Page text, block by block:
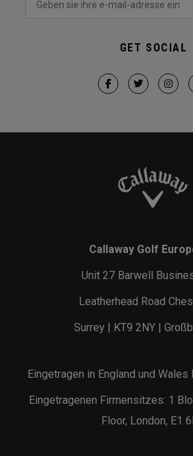
GET SOCIAL
Callaway Golf
Unit 27 Barwell
Leatherhead Road
Surrey | KT9 2NY |
Eingetragen in England und Wales
Eingetragenen Firmensitzes: 1
Floor, London, E1